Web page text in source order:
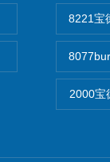
8221宝
2000宝